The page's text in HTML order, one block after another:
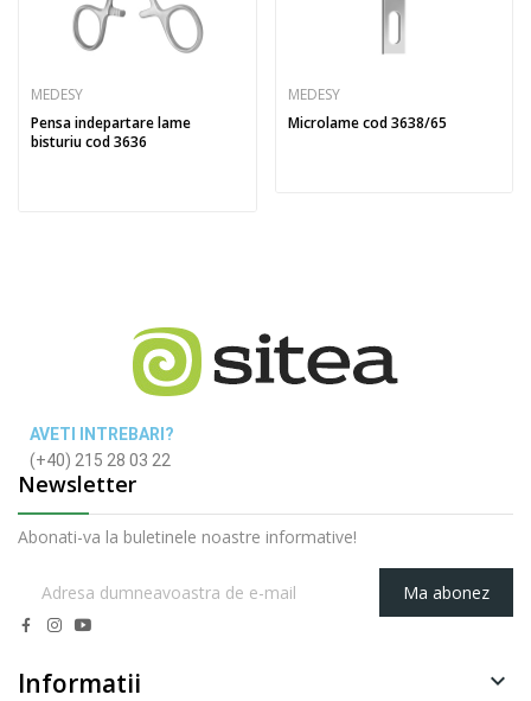
MEDESY
Pensa indepartare lame
bisturiu cod 3636
MEDESY
Microlame cod 3638/65
AVETI INTREBARI?
(+40) 215 28 03 22
Newsletter
Abonati-va la buletinele noastre informative!
Ma abonez
Informatii 